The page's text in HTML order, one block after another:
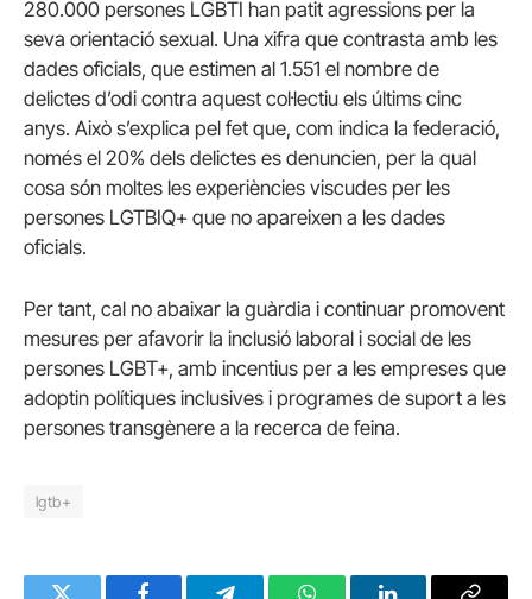
280.000 persones LGBTI han patit agressions per la
seva orientació sexual. Una xifra que contrasta amb les
dades oficials, que estimen al 1.551 el nombre de
delictes d’odi contra aquest col·lectiu els últims cinc
anys. Això s’explica pel fet que, com indica la federació,
només el 20% dels delictes es denuncien, per la qual
cosa són moltes les experiències viscudes per les
persones LGTBIQ+ que no apareixen a les dades
oficials.
Per tant, cal no abaixar la guàrdia i continuar promovent
mesures per afavorir la inclusió laboral i social de les
persones LGBT+, amb incentius per a les empreses que
adoptin polítiques inclusives i programes de suport a les
persones transgènere a la recerca de feina.
lgtb+